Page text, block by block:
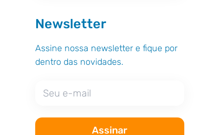
Newsletter
Assine nossa newsletter e fique por
dentro das novidades.